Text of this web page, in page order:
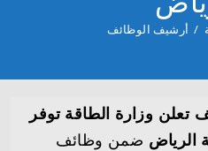
/ أرشيف الوظائف
تعلن وزارة الطاقة توفر
الرياض ضمن وظائف